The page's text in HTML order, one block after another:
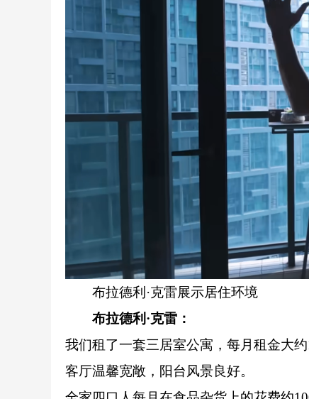
布拉德利·克雷展示居住环境
布拉德利·克雷：
我们租了一套三居室公寓，每月租金大
客厅温馨宽敞，阳台风景良好。